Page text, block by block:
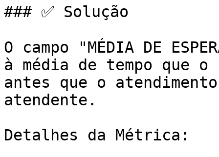
### ✅ Solução
O campo "MÉDIA DE
à média de tempo que
antes que o
atendente.
Detalhes da Métrica: